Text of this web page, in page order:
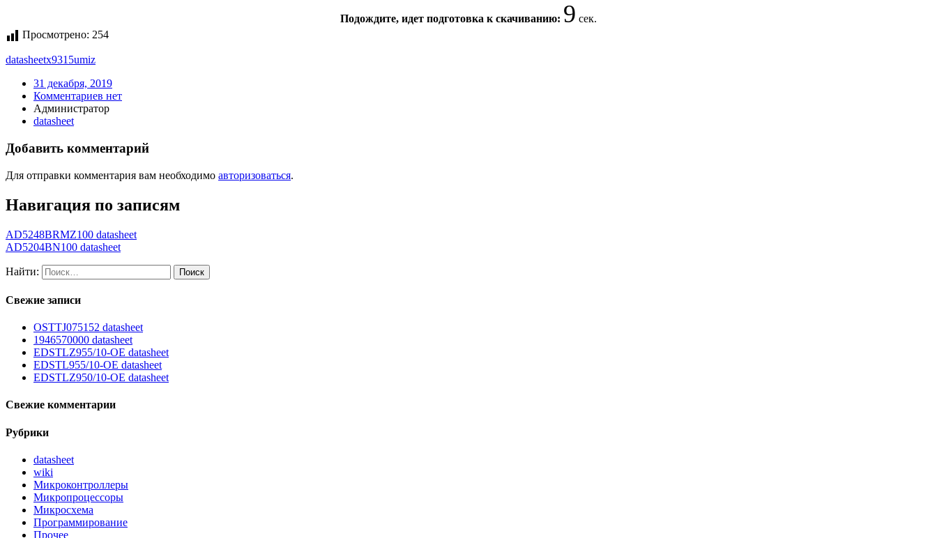
Подождите, идет подготовка к скачиванию: 8 сек.
Просмотрено: 254
datasheetx9315umiz
31 декабря, 2019
Комментариев нет
Администратор
datasheet
Добавить комментарий
Для отправки комментария вам необходимо авторизоваться.
Навигация по записям
AD5248BRMZ100 datasheet
AD5204BN100 datasheet
Найти:
Свежие записи
OSTTJ075152 datasheet
1946570000 datasheet
EDSTLZ955/10-OE datasheet
EDSTL955/10-OE datasheet
EDSTLZ950/10-OE datasheet
Свежие комментарии
Рубрики
datasheet
wiki
Микроконтроллеры
Микропроцессоры
Микросхема
Программирование
Прочее